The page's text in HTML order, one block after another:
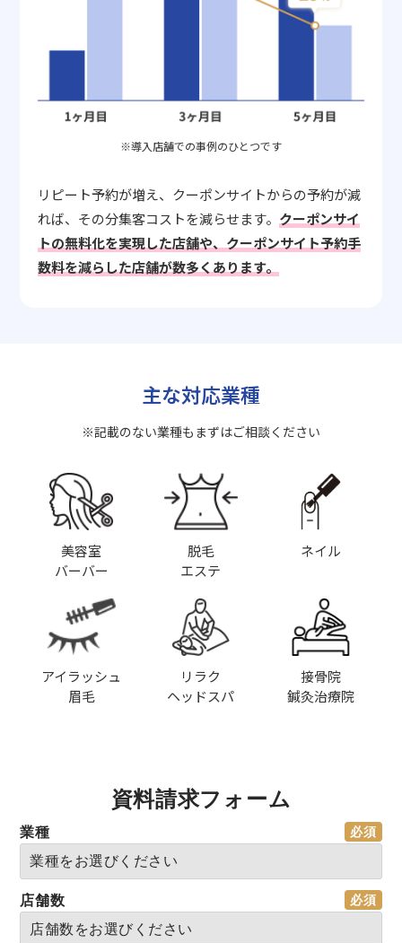
※導入店舗での事例のひとつです
リピート予約が増え、クーポンサイトからの予約が減
れば、その分集客コストを減らせます。クーポンサイ
トの無料化を実現した店舗や、クーポンサイト予約手
数料を減らした店舗が数多くあります。
主な対応業種
※記載のない業種もまずはご相談ください
美容室
バーバー
脱毛
エステ
ネイル
アイラッシュ
眉毛
リラク
ヘッドスパ
接骨院
鍼灸治療院
資料請求フォーム
業種
店舗数